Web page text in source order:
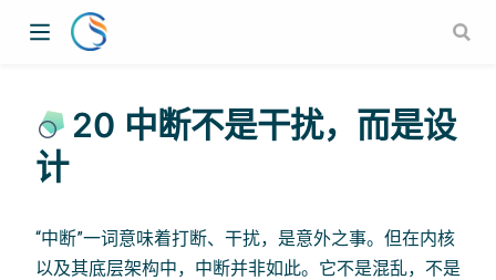
20 中断不是干扰，而是设
计
“中断”一词意味着打断、干扰，是意外之事。但在内核
以及其底层架构中，中断并非如此。它不是混乱，不是